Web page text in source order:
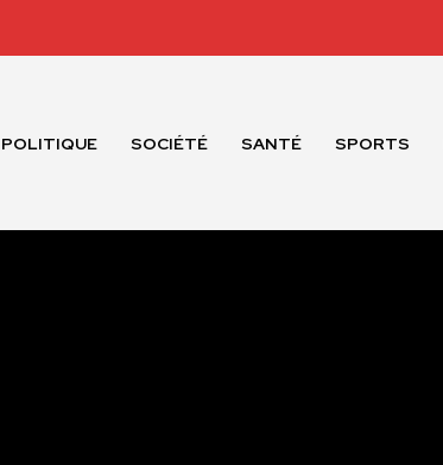
POLITIQUE SOCIÉTÉ SANTÉ SPORTS